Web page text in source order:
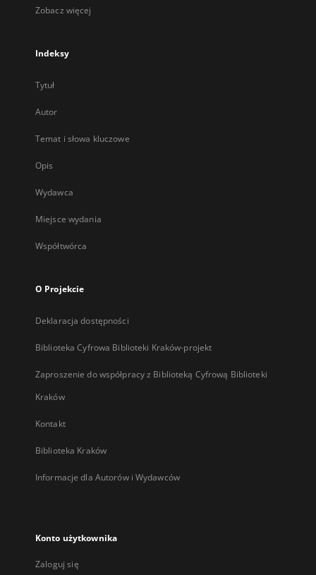
Zobacz więcej
Indeksy
Tytuł
Autor
Temat i słowa kluczowe
Opis
Wydawca
Miejsce wydania
Współtwórca
O Projekcie
Deklaracja dostępności
Biblioteka Cyfrowa Biblioteki Kraków-projekt
Zaproszenie do współpracy z Biblioteką Cyfrową Biblioteki
Kraków
Kontakt
Biblioteka Kraków
Informacje dla Autorów i Wydawców
Konto użytkownika
Zaloguj się